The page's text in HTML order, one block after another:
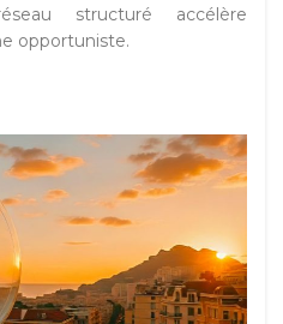
structuré accélère
opportuniste.